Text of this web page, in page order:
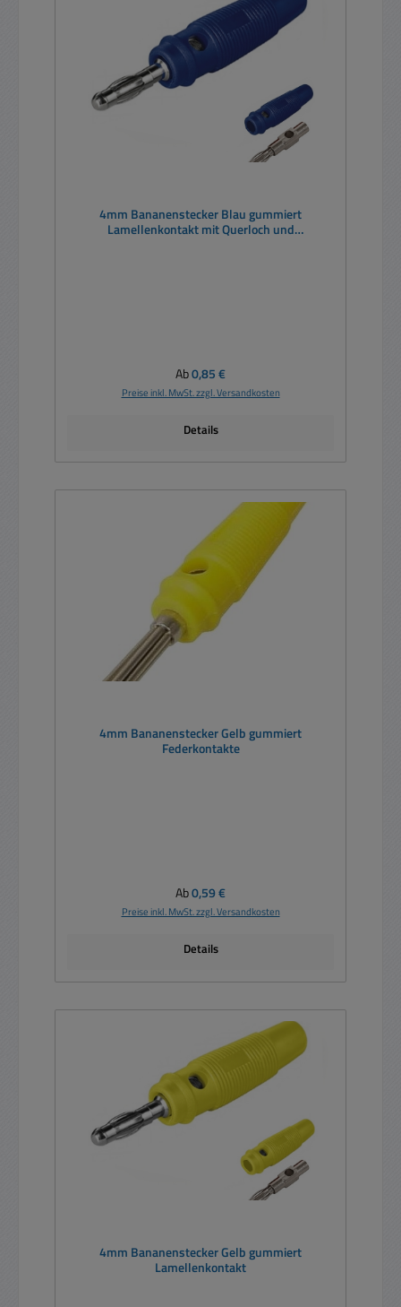
4mm Bananenstecker Blau gummiert
Lamellenkontakt mit Querloch und
Regulärer Preis:
Ab0,85 €
Preise inkl. MwSt. zzgl. Versandkosten
Details
4mm Bananenstecker Gelb gummiert
Federkontakte
Regulärer Preis:
Ab0,59 €
Preise inkl. MwSt. zzgl. Versandkosten
Details
4mm Bananenstecker Gelb gummiert
Lamellenkontakt